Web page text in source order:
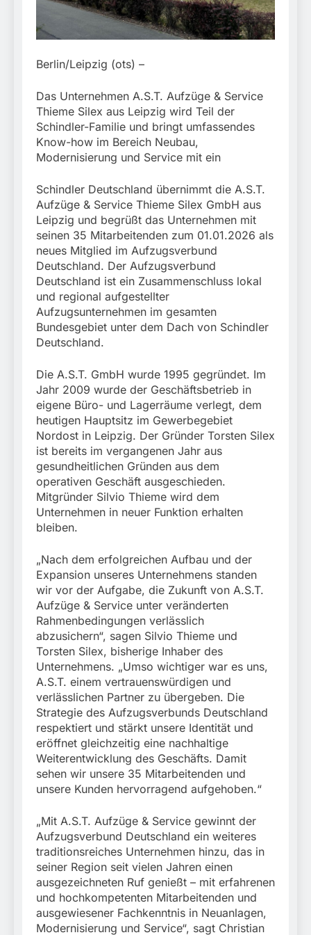
Beinahekollision an
Bahnübergang in Aubing
/ Bundespolizei ermittelt
Eingriffs in den
5. August 2026
Berlin/Leipzig (ots) –
Das Unternehmen A.S.T. Aufzüge & Service
Thieme Silex aus Leipzig wird Teil der
Schindler-Familie und bringt umfassendes
Know-how im Bereich Neubau,
Modernisierung und Service mit ein
Schindler Deutschland übernimmt die A.S.T.
Aufzüge & Service Thieme Silex GmbH aus
Leipzig und begrüßt das Unternehmen mit
seinen 35 Mitarbeitenden zum 01.01.2026 als
neues Mitglied im Aufzugsverbund
Deutschland. Der Aufzugsverbund
Deutschland ist ein Zusammenschluss lokal
und regional aufgestellter
Aufzugsunternehmen im gesamten
Bundesgebiet unter dem Dach von Schindler
Deutschland.
Die A.S.T. GmbH wurde 1995 gegründet. Im
Jahr 2009 wurde der Geschäftsbetrieb in
eigene Büro- und Lagerräume verlegt, dem
heutigen Hauptsitz im Gewerbegebiet
Nordost in Leipzig. Der Gründer Torsten Silex
ist bereits im vergangenen Jahr aus
gesundheitlichen Gründen aus dem
operativen Geschäft ausgeschieden.
Mitgründer Silvio Thieme wird dem
Unternehmen in neuer Funktion erhalten
bleiben.
„Nach dem erfolgreichen Aufbau und der
Expansion unseres Unternehmens standen
wir vor der Aufgabe, die Zukunft von A.S.T.
Aufzüge & Service unter veränderten
Rahmenbedingungen verlässlich
abzusichern“, sagen Silvio Thieme und
Torsten Silex, bisherige Inhaber des
Unternehmens. „Umso wichtiger war es uns,
A.S.T. einem vertrauenswürdigen und
verlässlichen Partner zu übergeben. Die
Strategie des Aufzugsverbunds Deutschland
respektiert und stärkt unsere Identität und
eröffnet gleichzeitig eine nachhaltige
Weiterentwicklung des Geschäfts. Damit
sehen wir unsere 35 Mitarbeitenden und
unsere Kunden hervorragend aufgehoben.“
„Mit A.S.T. Aufzüge & Service gewinnt der
Aufzugsverbund Deutschland ein weiteres
traditionsreiches Unternehmen hinzu, das in
seiner Region seit vielen Jahren einen
ausgezeichneten Ruf genießt – mit erfahrenen
und hochkompetenten Mitarbeitenden und
ausgewiesener Fachkenntnis in Neuanlagen,
Modernisierung und Service“, sagt Christian